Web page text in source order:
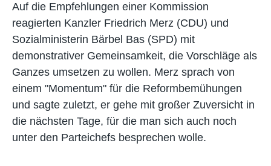
Auf die Empfehlungen einer Kommission
reagierten Kanzler Friedrich Merz (CDU) und
Sozialministerin Bärbel Bas (SPD) mit
demonstrativer Gemeinsamkeit, die Vorschläge als
Ganzes umsetzen zu wollen. Merz sprach von
einem "Momentum" für die Reformbemühungen
und sagte zuletzt, er gehe mit großer Zuversicht in
die nächsten Tage, für die man sich auch noch
unter den Parteichefs besprechen wolle.